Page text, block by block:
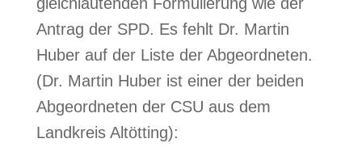
Antrag der SPD. Es fehlt Dr. Martin
Huber auf der Liste der Abgeordneten.
(Dr. Martin Huber ist einer der beiden
Abgeordneten der CSU aus dem
Landkreis Altötting):